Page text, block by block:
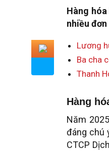
Hàng
nhiều
Lương
Ba cha
Thanh
Hàng
Năm
đáng chú
CTCP